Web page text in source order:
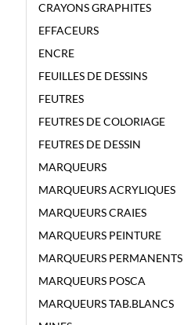
CRAYONS GRAPHITES
EFFACEURS
ENCRE
FEUILLES DE DESSINS
FEUTRES
FEUTRES DE COLORIAGE
FEUTRES DE DESSIN
MARQUEURS
MARQUEURS ACRYLIQUES
MARQUEURS CRAIES
MARQUEURS PEINTURE
MARQUEURS PERMANENTS
MARQUEURS POSCA
MARQUEURS TAB.BLANCS
ECRITURE
UNI-BALL FEUTRE PIN
FONCE
4,01